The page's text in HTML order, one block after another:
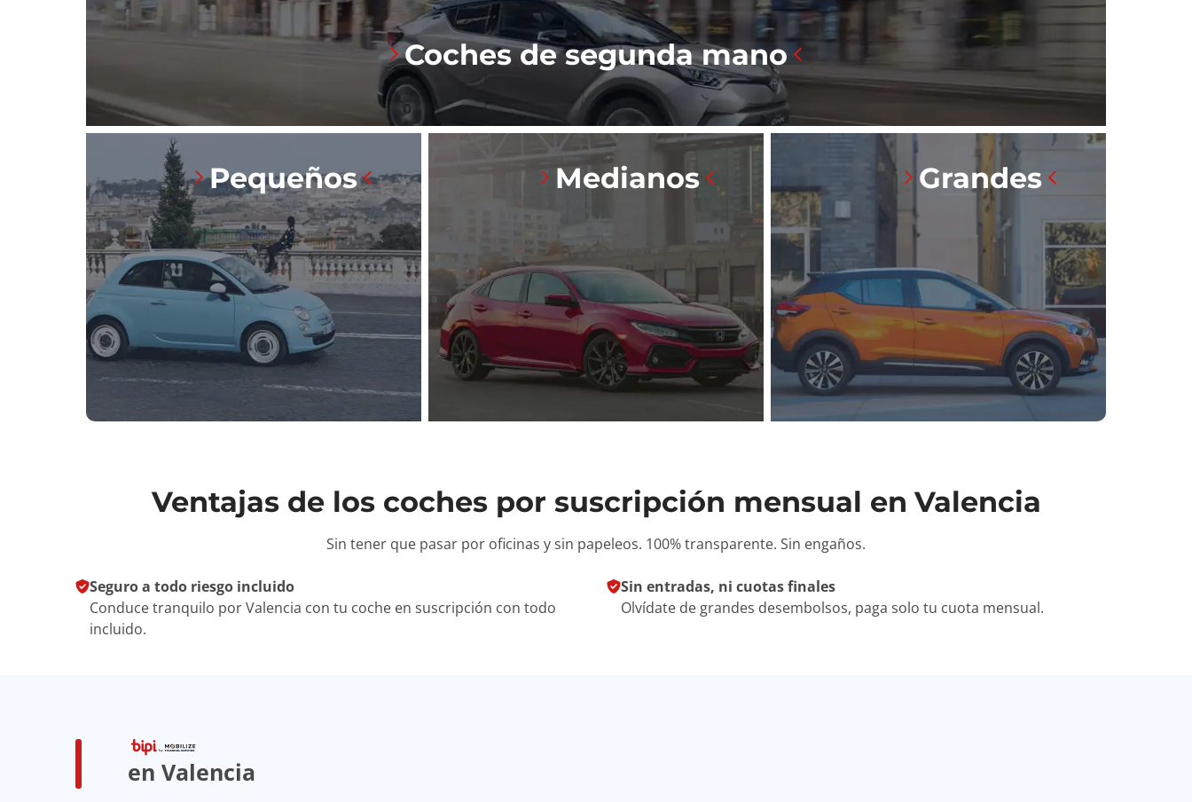
Coches de segunda mano
Pequeños Medianos Grandes
Ventajas de los coches por suscripción mensual en Valencia
Sin tener que pasar por oficinas y sin papeleos. 100% transparente. Sin engaños.
Seguro a todo riesgo incluido
Conduce tranquilo por Valencia con tu coche en suscripción con todo
incluido.
Sin entradas, ni cuotas finales
Olvídate de grandes desembolsos, paga solo tu cuota mensual.
en Valencia